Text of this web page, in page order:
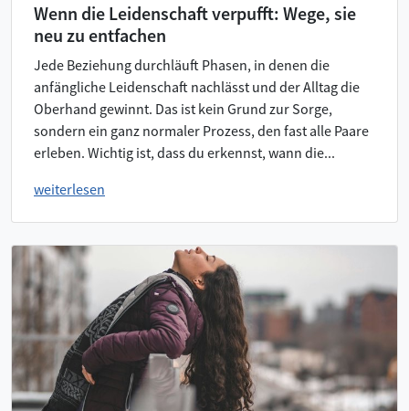
Wenn die Leidenschaft verpufft: Wege, sie
neu zu entfachen
Jede Beziehung durchläuft Phasen, in denen die
anfängliche Leidenschaft nachlässt und der Alltag die
Oberhand gewinnt. Das ist kein Grund zur Sorge,
sondern ein ganz normaler Prozess, den fast alle Paare
erleben. Wichtig ist, dass du erkennst, wann die...
weiterlesen